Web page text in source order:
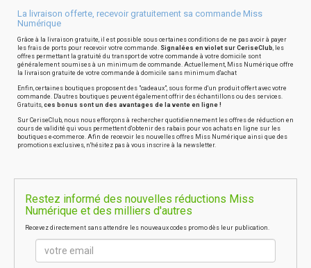
La livraison offerte, recevoir gratuitement sa commande Miss
Numérique
Grâce à la livraison gratuite, il est possible sous certaines conditions de ne pas avoir à payer
les frais de ports pour recevoir votre commande. Signalées en violet sur CeriseClub, les
offres permettant la gratuité du transport de votre commande à votre domicile sont
généralement soumises à un minimum de commande. Actuellement, Miss Numérique offre
la livraison gratuite de votre commande à domicile sans minimum d'achat
Enfin, certaines boutiques proposent des "cadeaux", sous forme d'un produit offert avec votre
commande. D'autres boutiques peuvent également offrir des échantillons ou des services.
Gratuits, ces bonus sont un des avantages de la vente en ligne !
Sur CeriseClub, nous nous efforçons à rechercher quotidiennement les offres de réduction en
cours de validité qui vous permettent d'obtenir des rabais pour vos achats en ligne sur les
boutiques e-commerce. Afin de recevoir les nouvelles offres Miss Numérique ainsi que des
promotions exclusives, n'hésitez pas à vous inscrire à la newsletter.
Restez informé des nouvelles réductions Miss
Numérique et des milliers d'autres
Recevez directement sans attendre les nouveaux codes promo dès leur publication.